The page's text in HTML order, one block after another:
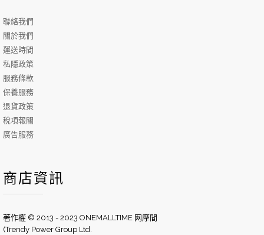
聯絡我們
關於我們
運送時間
私隱政策
服務條款
保養服務
退貨政策
稅項報關
廣告服務
商店資訊
著作權 © 2013 - 2023 ONEMALLTIME 网摩間
(Trendy Power Group Ltd.